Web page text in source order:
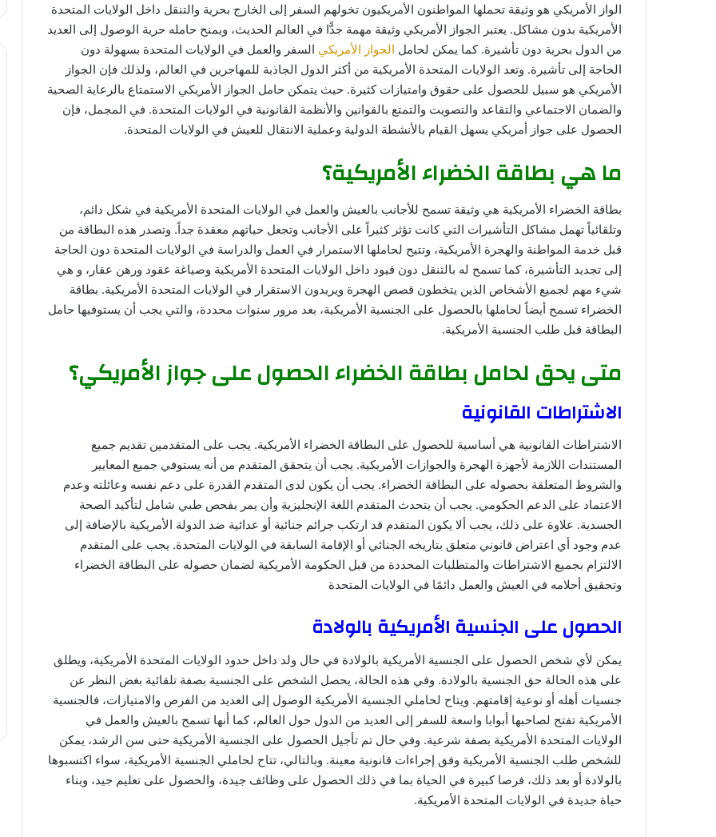
الواز الأمريكي هو وثيقة تحملها المواطنون الأمريكيون تخولهم السفر إلى الخارج بحرية والتنقل داخل الولايات المتحدة
الأمريكية بدون مشاكل. يعتبر الجواز الأمريكي وثيقة مهمة جدًّا في العالم الحديث، ويمنح حامله حرية الوصول إلى العديد
من الدول بحرية دون تأشيرة. كما يمكن لحامل الجواز الأمريكي السفر والعمل في الولايات المتحدة بسهولة دون
الحاجة إلى تأشيرة. وتعد الولايات المتحدة الأمريكية من أكثر الدول الجاذبة للمهاجرين في العالم، ولذلك فإن الجواز
الأمريكي هو سبيل للحصول على حقوق وامتيازات كثيرة. حيث يتمكن حامل الجواز الأمريكي الاستمتاع بالرعاية الصحية
والضمان الاجتماعي والتقاعد والتصويت والتمتع بالقوانين والأنظمة القانونية في الولايات المتحدة. في المجمل، فإن
الحصول على جواز أمريكي يسهل القيام بالأنشطة الدولية وعملية الانتقال للعيش في الولايات المتحدة.
ما هي بطاقة الخضراء الأمريكية؟
بطاقة الخضراء الأمريكية هي وثيقة تسمح للأجانب بالعيش والعمل في الولايات المتحدة الأمريكية في شكل دائم،
وتلقائياً تهمل مشاكل التأشيرات التي كانت تؤثر كثيراً على الأجانب وتجعل حياتهم معقدة جداً. وتصدر هذه البطاقة من
قبل خدمة المواطنة والهجرة الأمريكية، وتتيح لحاملها الاستمرار في العمل والدراسة في الولايات المتحدة دون الحاجة
إلى تجديد التأشيرة، كما تسمح له بالتنقل دون قيود داخل الولايات المتحدة الأمريكية وصياغة عقود ورهن عقار، و هي
شيء مهم لجميع الأشخاص الذين يتخطون قصص الهجرة ويريدون الاستقرار في الولايات المتحدة الأمريكية. بطاقة
الخضراء تسمح أيضاً لحاملها بالحصول على الجنسية الأمريكية، بعد مرور سنوات محددة، والتي يجب أن يستوفيها حامل
البطاقة قبل طلب الجنسية الأمريكية.
متى يحق لحامل بطاقة الخضراء الحصول على جواز الأمريكي؟
الاشتراطات القانونية
الاشتراطات القانونية هي أساسية للحصول على البطاقة الخضراء الأمريكية. يجب على المتقدمين تقديم جميع
المستندات اللازمة لأجهزة الهجرة والجوازات الأمريكية. يجب أن يتحقق المتقدم من أنه يستوفي جميع المعايير
والشروط المتعلقة بحصوله على البطاقة الخضراء. يجب أن يكون لدى المتقدم القدرة على دعم نفسه وعائلته وعدم
الاعتماد على الدعم الحكومي. يجب أن يتحدث المتقدم اللغة الإنجليزية وأن يمر بفحص طبي شامل لتأكيد الصحة
الجسدية. علاوة على ذلك، يجب ألا يكون المتقدم قد ارتكب جرائم جنائية أو عدائية ضد الدولة الأمريكية بالإضافة إلى
عدم وجود أي اعتراض قانوني متعلق بتاريخه الجنائي أو الإقامة السابقة في الولايات المتحدة. يجب على المتقدم
الالتزام بجميع الاشتراطات والمتطلبات المحددة من قبل الحكومة الأمريكية لضمان حصوله على البطاقة الخضراء
وتحقيق أحلامه في العيش والعمل دائمًا في الولايات المتحدة
الحصول على الجنسية الأمريكية بالولادة
يمكن لأي شخص الحصول على الجنسية الأمريكية بالولادة في حال ولد داخل حدود الولايات المتحدة الأمريكية، ويطلق
على هذه الحالة حق الجنسية بالولادة. وفي هذه الحالة، يحصل الشخص على الجنسية بصفة تلقائية بغض النظر عن
جنسيات أهله أو نوعية إقامتهم. ويتاح لحاملي الجنسية الأمريكية الوصول إلى العديد من الفرص والامتيازات، فالجنسية
الأمريكية تفتح لصاحبها أبوابا واسعة للسفر إلى العديد من الدول حول العالم، كما أنها تسمح بالعيش والعمل في
الولايات المتحدة الأمريكية بصفة شرعية. وفي حال تم تأجيل الحصول على الجنسية الأمريكية حتى سن الرشد، يمكن
للشخص طلب الجنسية الأمريكية وفق إجراءات قانونية معينة. وبالتالي، تتاح لحاملي الجنسية الأمريكية، سواء اكتسبوها
بالولادة أو بعد ذلك، فرصا كبيرة في الحياة بما في ذلك الحصول على وظائف جيدة، والحصول على تعليم جيد، وبناء
حياة جديدة في الولايات المتحدة الأمريكية.